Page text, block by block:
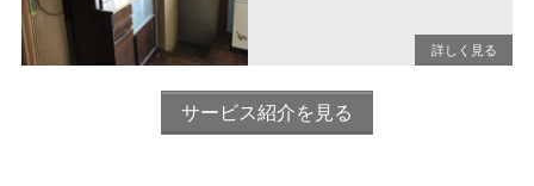
サービス紹介を見る